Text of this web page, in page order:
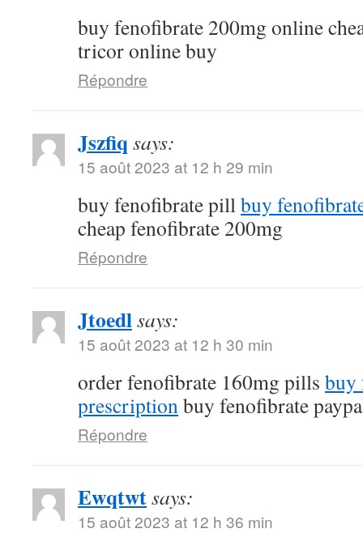
buy fenofibrate 200mg online
tricor online buy
Répondre
Jszfiq says:
15 août 2023 at 12 h 29 min
buy fenofibrate pillbuy
cheap fenofibrate 200mg
Répondre
Jtoedlsays:
15 août 2023 at 12 h 30 min
order fenofibrate 160mg pills buy
prescriptionbuy fenofibrate
Répondre
Ewqtwtsays:
15 août 2023 at 12 h 36 min